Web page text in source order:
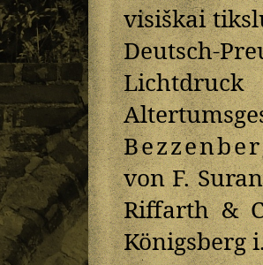
visiškai
Deutsch-
von F.
Riffarth &
Königsberg